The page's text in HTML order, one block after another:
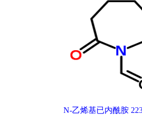
N-乙烯基已内酰胺